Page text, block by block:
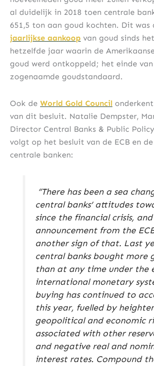
al duidelijk in 2018 toen centrale
651,5 ton aan goud kochten. Dit was
jaarlijkse aankoop van goud sinds
hetzelfde jaar waarin de
goud werd ontkoppeld; het einde
zogenaamde goudstandaard.
Ook de World Gold Council
van dit besluit. Natalie Dempster,
Director Central Banks & Public
volgt op het besluit van de ECB en de
centrale banken:
“There has been a sea
central banks’ attitudes
since the financial crisis,
announcement from the
another sign of that. Last
central banks bought more
than at any time under the
international monetary
buying has continued to
this year, fuelled by
geopolitical and economic
associated with other
and negative real and
interest rates. Compound